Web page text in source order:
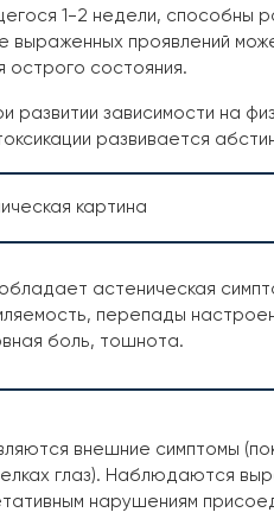
1-2 недели, способны
проявлений
острого состояния.
развитии зависимости на
развивается
картина
астеническая
перепады
боль, тошнота.
внешние симптомы
глаз). Наблюдаются
нарушениям